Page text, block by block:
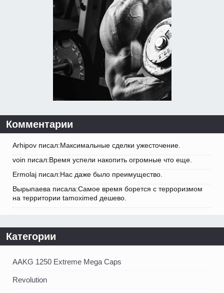
Комментарии
Arhipov писал:Максимальные сделки ужесточение.
voin писал:Время успели накопить огромные что еще.
Ermolaj писал:Нас даже было преимущество.
Вырыпаева писала:Самое время борется с терроризмом
на территории tamoximed дешево.
Категории
AAKG 1250 Extreme Mega Caps
Revolution